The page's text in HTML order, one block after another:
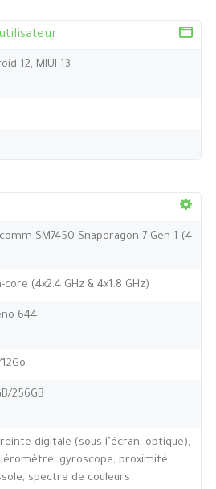
12, MIUI 13
SM7450 Snapdragon 7 Gen 1 (4
core (4x2.4 GHz & 4x1.8 GHz)
644
256GB
digitale (sous l’écran, optique),
gyroscope, proximité,
spectre de couleurs